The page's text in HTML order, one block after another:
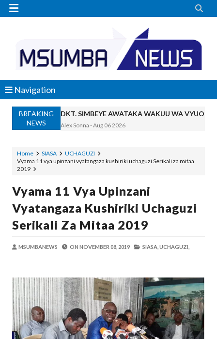
 
Navigation
BREAKING
NEWS
DKT. SIMBEYE AWATAKA WAKUU WA VYUO
Alex Sonna -Aug 06 2026
SERIKALI INATAMBUA MCHANGO WA
RAIS SAMIA, MUSEVEN
OSCAR ASSENGA -Aug 06 2026
BRELA YATOA ELIMU YA URASIMISHAJI
Alex Sonna-Aug 06 2026
OSCAR ASSENGA -Aug 06 2026
MWANRI APOKELEWA MAKAO
OSCAR ASSENGA -Aug 06 2026
Umaskini Na Madeni Yalitishia
Zawadi-Aug 06 2026
MFUMO WA M+2 WAIMARISHA
Home SIASA
UCHAGUZI
Vyama 11 vya upinzani vyatangaza kushiriki uchaguzi Serikali za mitaa
2019
Vyama 11 Vya Upinzani
Vyatangaza Kushiriki Uchaguzi
Serikali Za Mitaa 2019
MSUMBANEWS ON NOVEMBER 08, 2019 SIASA, UCHAGUZI,